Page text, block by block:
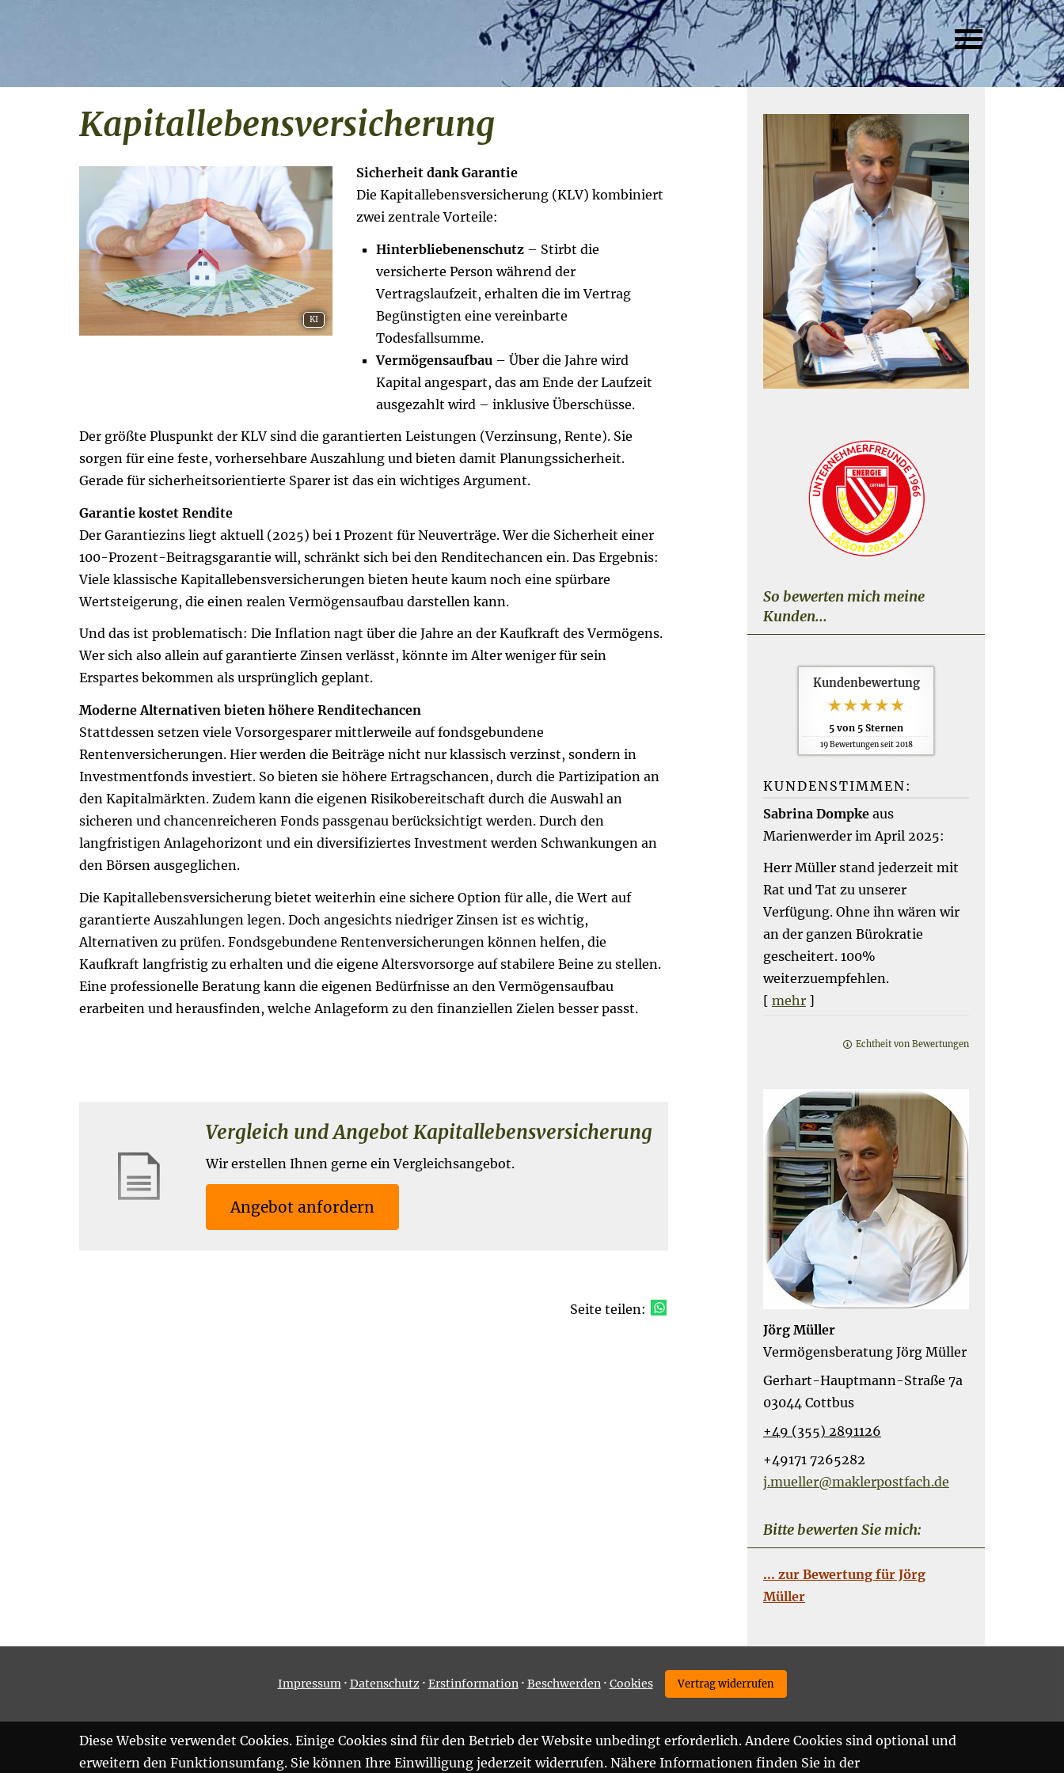
So bewerten mich meine
Kunden...
Kundenbewertung
5 von 5 Sternen
19Bewertungen seit 2018
KUNDENSTIMMEN:
Sabrina Dompke aus
Marienwerder im April 2025:
Herr Müller stand jederzeit mit
Rat und Tat zu unserer
Verfügung. Ohne ihn wären wir
an der ganzen Bürokratie
gescheitert. 100%
weiterzuempfehlen.
[ mehr ]
Echtheit von Bewertungen
Jörg Müller
Vermögensberatung Jörg Müller
Gerhart-Hauptmann-Straße 7a
03044 Cottbus
+49 (355) 2891126
+49171 7265282
j.mueller@maklerpostfach.de
Bitte bewerten Sie mich:
... zur Bewertung für Jörg
Müller
Ka­pi­tal­le­bens­ver­si­che­rung
KI
Sicherheit dank Garantie
Die Ka­pi­tal­le­bens­ver­si­che­rung (KLV) kombiniert
zwei zentrale Vorteile:
Hinterbliebenenschutz – Stirbt die
versicherte Person während der
Vertragslaufzeit, erhalten die im Vertrag
Begünstigten eine vereinbarte
Todesfallsumme.
Vermögensaufbau – Über die Jahre wird
Kapital angespart, das am Ende der Laufzeit
ausgezahlt wird – inklusive Überschüsse.
Der größte Pluspunkt der KLV sind die garantierten Leistungen (Verzinsung, Rente). Sie
sorgen für eine feste, vorhersehbare Auszahlung und bieten damit Planungssicherheit.
Gerade für sicherheitsorientierte Sparer ist das ein wichtiges Argument.
Garantie kostet Rendite
Der Garantiezins liegt aktuell (2025) bei 1 Prozent für Neuverträge. Wer die Sicherheit einer
100-Prozent-Beitragsgarantie will, schränkt sich bei den Renditechancen ein. Das Ergebnis:
Viele klassische Ka­pi­tal­le­bens­ver­si­che­rungen bieten heute kaum noch eine spürbare
Wertsteigerung, die einen realen Vermögensaufbau darstellen kann.
Und das ist problematisch: Die Inflation nagt über die Jahre an der Kaufkraft des Vermögens.
Wer sich also allein auf garantierte Zinsen verlässt, könnte im Alter weniger für sein
Erspartes bekommen als ursprünglich geplant.
Moderne Alternativen bieten höhere Renditechancen
Stattdessen setzen viele Vorsorgesparer mittlerweile auf fondsgebundene
Rentenversicherungen. Hier werden die Beiträge nicht nur klassisch verzinst, sondern in
Investmentfonds investiert. So bieten sie höhere Ertragschancen, durch die Partizipation an
den Kapitalmärkten. Zudem kann die eigenen Risikobereitschaft durch die Auswahl an
sicheren und chancenreicheren Fonds passgenau berücksichtigt werden. Durch den
langfristigen Anlagehorizont und ein diversifiziertes Investment werden Schwankungen an
den Börsen ausgeglichen.
Die Ka­pi­tal­le­bens­ver­si­che­rung bietet weiterhin eine sichere Option für alle, die Wert auf
garantierte Auszahlungen legen. Doch angesichts niedriger Zinsen ist es wichtig,
Alternativen zu prüfen. Fondsgebundene Rentenversicherungen können helfen, die
Kaufkraft langfristig zu erhalten und die eigene Alters­vorsorge auf stabilere Beine zu stellen.
Eine professionelle Beratung kann die eigenen Bedürfnisse an den Vermögensaufbau
erarbeiten und herausfinden, welche Anlageform zu den finanziellen Zielen besser passt.
Vergleich und Angebot Ka­pi­tal­le­bens­ver­si­che­rung
Wir erstellen Ihnen gerne ein Vergleichsangebot.
An­ge­bot an­for­dern
Seite teilen:
Impressum · Datenschutz· Erstinformation · Beschwerden · Cookies Vertrag widerrufen
Diese Website verwendet Cookies. Einige Cookies sind für den Betrieb der Website unbedingt erforderlich. Andere Cookies sind optional und
erweitern den Funktionsumfang. Sie können Ihre Einwilligung jederzeit widerrufen. Nähere Informationen finden Sie in der